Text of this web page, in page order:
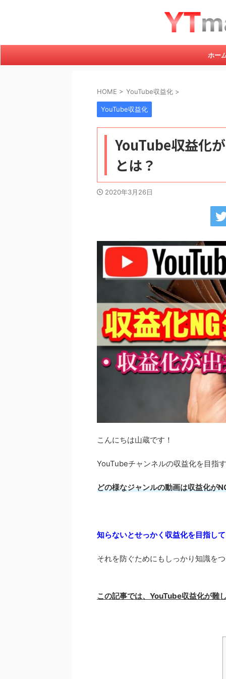
ホー
HOME > YouTube収益化 >
YouTube収益化
YouTube収益化
とは？
2020年3月26日
こんにちは山蔵です！
YouTubeチャンネルの収益化を目指
どの様なジャンルの動画は収益化が
知らないとせっかく収益化を目指し
それを防ぐためにもしっかり知識を
この記事では、YouTube収益化が難